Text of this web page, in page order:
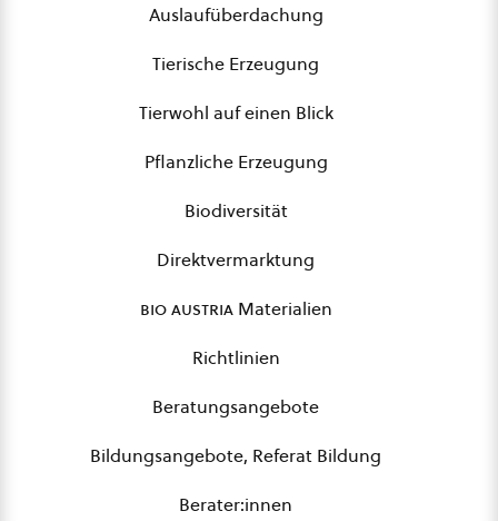
Auslaufüberdachung
Tierische Erzeugung
Tierwohl auf einen Blick
Pflanzliche Erzeugung
Biodiversität
Direktvermarktung
bio austriaMaterialien
Richtlinien
Beratungsangebote
Bildungsangebote, Referat Bildung
Berater:innen